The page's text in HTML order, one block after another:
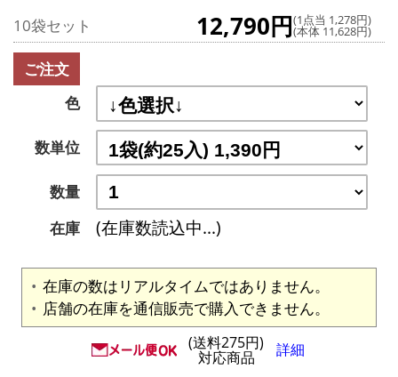
10袋セット 12,790円(1点当 1,278円)
(本体 11,628円)
ご注文
色
数単位
数量
在庫
(在庫数読込中...)
在庫の数はリアルタイムではありません。
店舗の在庫を通信販売で購入できません。
(送料275円)
対応商品 詳細